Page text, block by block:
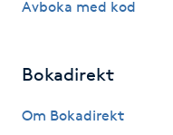
Avboka med kod
Bokadirekt
Om Bokadirekt